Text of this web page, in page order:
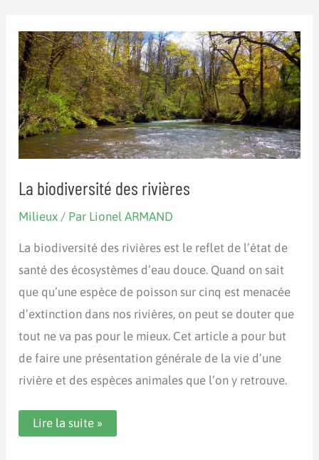
La biodiversité des rivières
Milieux / Par Lionel ARMAND
La biodiversité des rivières est le reflet de l’état de
santé des écosystèmes d’eau douce. Quand on sait
que qu’une espèce de poisson sur cinq est menacée
d’extinction dans nos rivières, on peut se douter que
tout ne va pas pour le mieux. Cet article a pour but
de faire une présentation générale de la vie d’une
rivière et des espèces animales que l’on y retrouve.
La
biodiversité
Lire la suite »